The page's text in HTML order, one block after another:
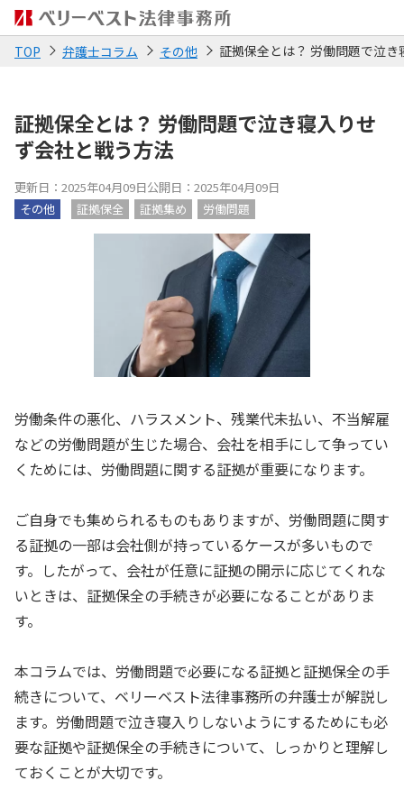
TOP 弁護士コラム その他 証拠保全とは？ 労働問題で泣
証拠保全とは？ 労働問題で泣き寝入りせ
ず会社と戦う方法
更新日：2025年04月09日公開日：2025年04月09日
その他
証拠保全 証拠集め 労働問題
労働条件の悪化、ハラスメント、残業代未払い、不当解雇
などの労働問題が生じた場合、会社を相手にして争ってい
くためには、労働問題に関する証拠が重要になります。
ご自身でも集められるものもありますが、労働問題に関す
る証拠の一部は会社側が持っているケースが多いもので
す。したがって、会社が任意に証拠の開示に応じてくれな
いときは、証拠保全の手続きが必要になることがありま
す。
本コラムでは、労働問題で必要になる証拠と証拠保全の手
続きについて、ベリーベスト法律事務所の弁護士が解説し
ます。労働問題で泣き寝入りしないようにするためにも必
要な証拠や証拠保全の手続きについて、しっかりと理解し
ておくことが大切です。